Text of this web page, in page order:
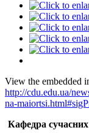
View the embedded
http://cdu.edu.ua/
na-
Кафедра